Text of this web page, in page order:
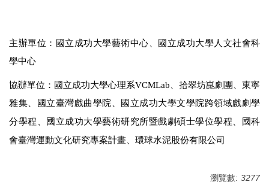
主辦單位：國立成功大學藝術中心、國立成功大學人文社會科
學中心
協辦單位：國立成功大學心理系VCMLab、拾翠坊崑劇團、東寧
雅集、國立臺灣戲曲學院、 國立成功大學文學院跨領域戲劇學
分學程、 國立成功大學藝術研究所暨戲劇碩士學位學程 、國科
會臺灣運動文化研究專案計畫、環球水泥股份有限公司
瀏覽數: 3277